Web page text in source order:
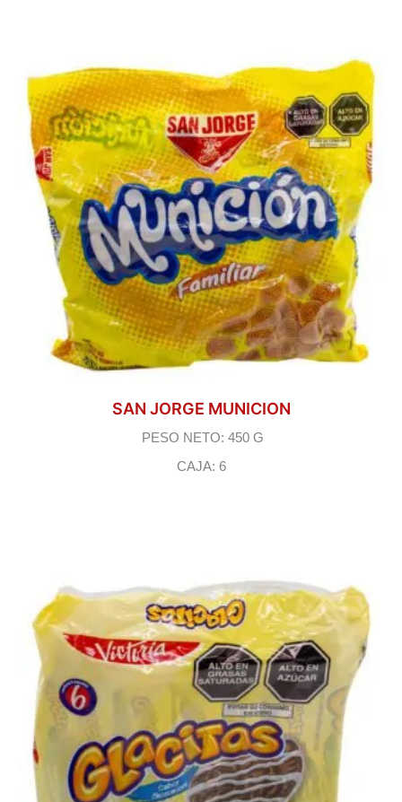
SAN JORGE MUNICION
PESO NETO: 450 G
CAJA: 6